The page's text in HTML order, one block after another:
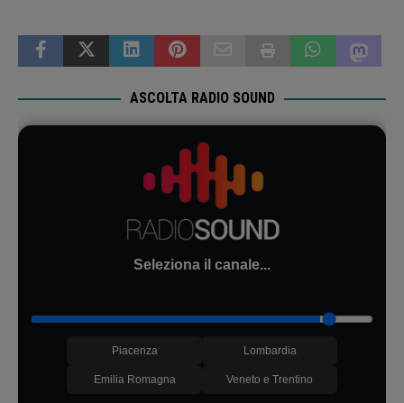
ASCOLTA RADIO SOUND
Seleziona il canale...
Piacenza Lombardia
Emilia Romagna Veneto e Trentino